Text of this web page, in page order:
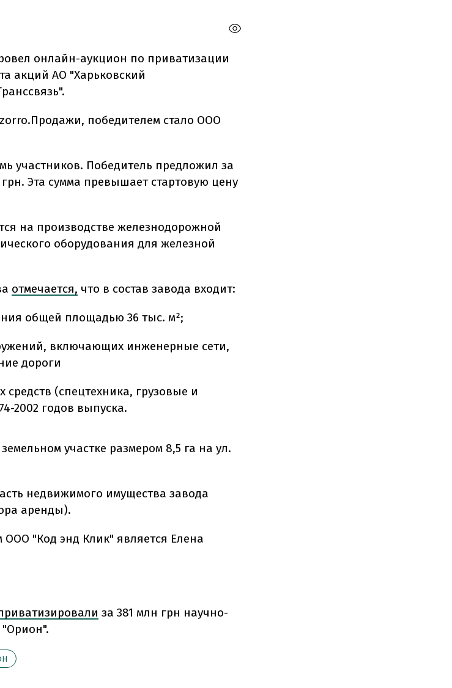
онлайн-аукцион по приватизации
акций АО "Харьковский
победителем стало ООО
участников. Победитель предложил за
Эта сумма превышает стартовую цену
на производстве железнодорожной
оборудования для железной
отмечается, что в состав завода входит:
общей площадью 36 тыс. м²;
включающих инженерные сети,
дороги
(спецтехника, грузовые и
2002 годов выпуска.
участке размером 8,5 га на ул.
недвижимого имущества завода
аренды).
ООО "Код энд Клик" является Елена
за 381 млн грн научно-
"Орион".